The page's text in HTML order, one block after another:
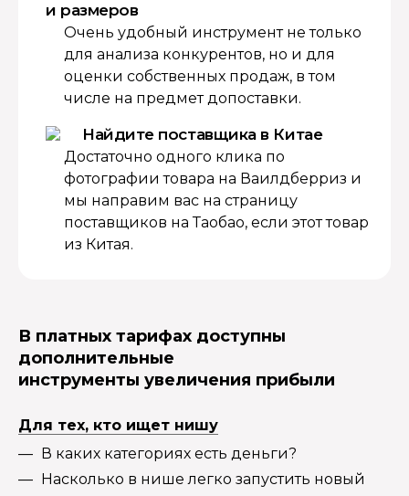
и размеров
Очень удобный инструмент не только
для анализа конкурентов, но и для
оценки собственных продаж, в том
числе на предмет допоставки.
Найдите поставщика в Китае
Достаточно одного клика по
фотографии товара на Ваилдберриз и
мы направим вас на страницу
поставщиков на Таобао, если этот товар
из Китая.
В платных тарифах доступны
дополнительные
инструменты увеличения прибыли
Для тех, кто ищет нишу
В каких категориях есть деньги?
Насколько в нише легко запустить новый